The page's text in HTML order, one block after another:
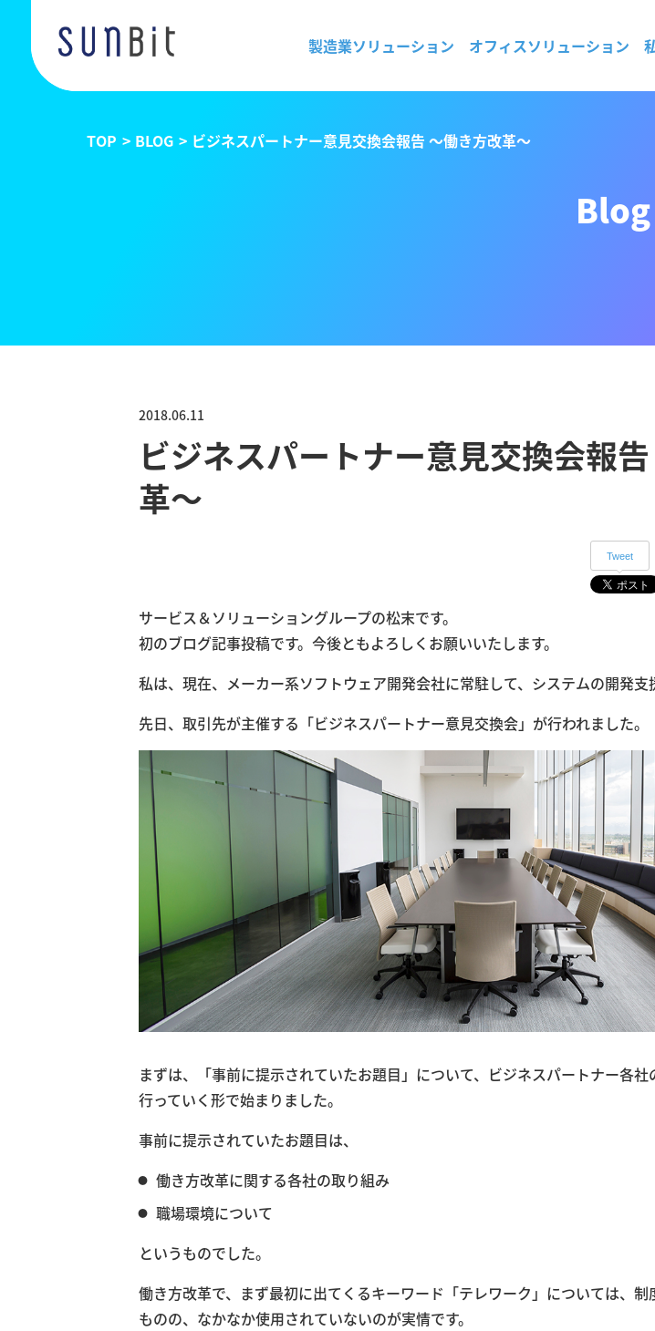
製造業ソリューション オフィスソリューション
Blog
2018.06.11
ビジネスパートナー意見交換会報
革〜
Tweet
サービス＆ソリューショングループの松末です。
初のブログ記事投稿です。今後ともよろしくお願いいたします。
私は、現在、メーカー系ソフトウェア開発会社に常駐して、システムの開発支
先日、取引先が主催する「ビジネスパートナー意見交換会」が行われました。
まずは、「事前に提示されていたお題目」について、ビジネスパートナー各
行っていく形で始まりました。
事前に提示されていたお題目は、
働き方改革に関する各社の取り組み
職場環境について
というものでした。
働き方改革で、まず最初に出てくるキーワード「テレワーク」については、
ものの、なかなか使用されていないのが実情です。
TOP BLOG ビジネスパートナー意見交換会報告 〜働き方改革〜